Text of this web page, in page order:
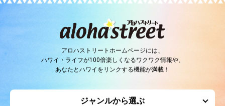
アロハストリートホームページには、
ハワイ・ライフが100倍楽しくなるワクワク情報や、
あなたとハワイをリンクする機能が満載！
ジャンルから選ぶ